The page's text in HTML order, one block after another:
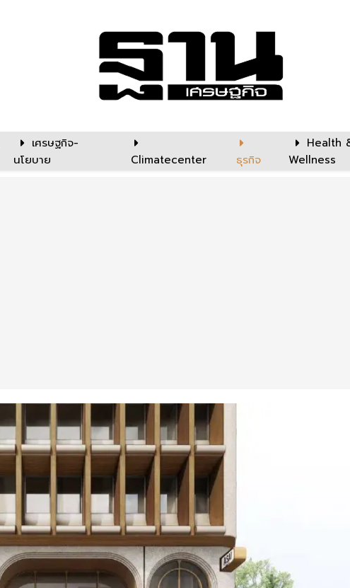
เศรษฐกิจ-
นโยบาย
Climatecenter ธุรกิจ
Health
Wellness